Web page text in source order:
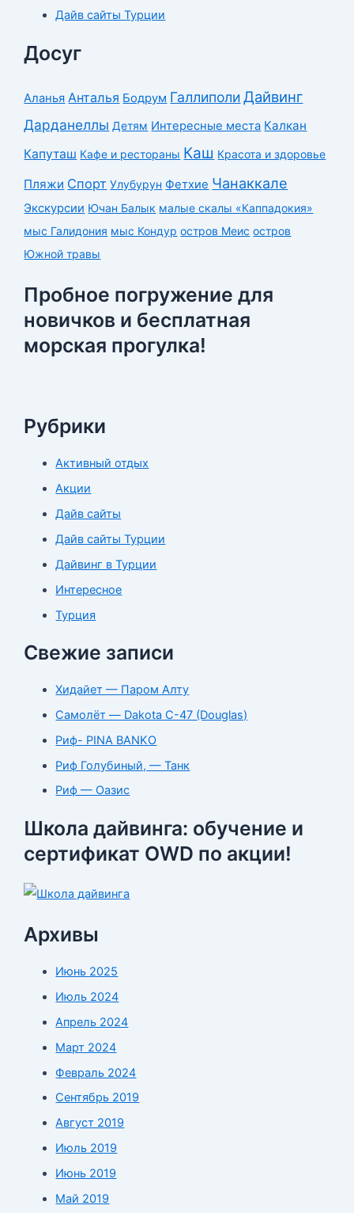
Дайв сайты Турции
Досуг
Аланья Анталья Бодрум Галлиполи Дайвинг
Дарданеллы Детям Интересные места Калкан
Капуташ Кафе и рестораны Каш Красота и здоровье
Пляжи Спорт Улубурун Фетхие Чанаккале
Экскурсии Ючан Балык малые скалы «Каппадокия»
мыс Галидония мыс Кондур остров Меис остров
Южной травы
Пробное погружение для
новичков и бесплатная
морская прогулка!
Рубрики
Активный отдых
Акции
Дайв сайты
Дайв сайты Турции
Дайвинг в Турции
Интересное
Турция
Свежие записи
Хидайет — Паром Алту
Самолёт — Dakota C-47 (Douglas)
Риф- PINA BANKO
Риф Голубиный, — Танк
Риф — Оазис
Школа дайвинга: обучение и
сертификат OWD по акции!
Архивы
Июнь 2025
Июль 2024
Апрель 2024
Март 2024
Февраль 2024
Сентябрь 2019
Август 2019
Июль 2019
Июнь 2019
Май 2019